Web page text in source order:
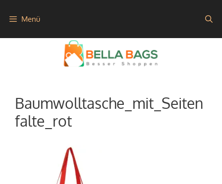
Inhalt Menü
Baumwolltasche_mit_Seiten
falte_rot